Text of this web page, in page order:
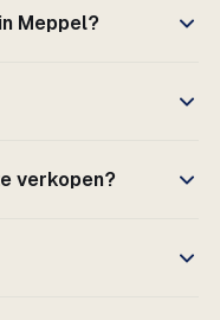
Meppel?
verkopen?